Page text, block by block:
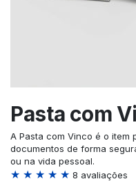
Pasta com
A Pasta com Vinco é o item
documentos de forma
ou na vida pessoal.
★ ★ ★ ★ ★ 8 avaliações